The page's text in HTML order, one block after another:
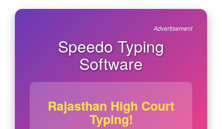
Advertisement
Speedo Typing
Software
Rajasthan High Court
Typing!